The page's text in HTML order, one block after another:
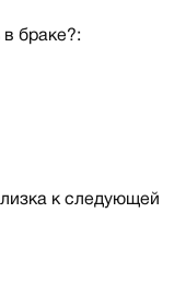
браке?:
к следующей